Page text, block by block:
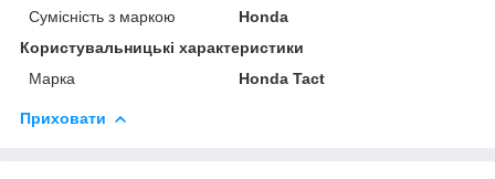
Сумісність з маркою
Honda
Користувальницькі характеристики
Марка
Honda Tact
Приховати